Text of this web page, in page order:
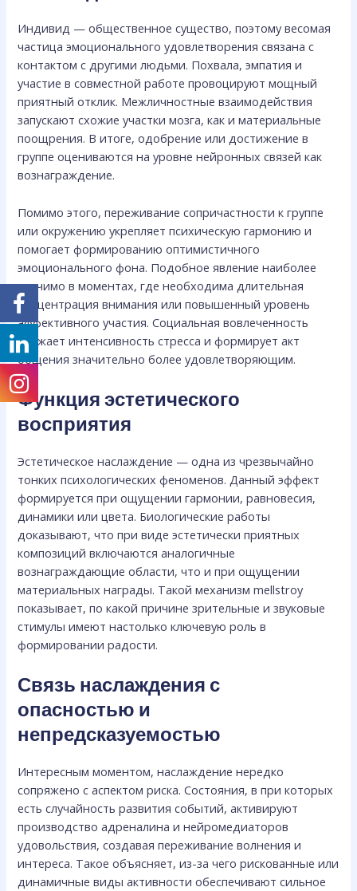
Индивид — общественное существо, поэтому весомая
частица эмоционального удовлетворения связана с
контактом с другими людьми. Похвала, эмпатия и
участие в совместной работе провоцируют мощный
приятный отклик. Межличностные взаимодействия
запускают схожие участки мозга, как и материальные
поощрения. В итоге, одобрение или достижение в
группе оцениваются на уровне нейронных связей как
вознаграждение.
Помимо этого, переживание сопричастности к группе
или окружению укрепляет психическую гармонию и
помогает формированию оптимистичного
эмоционального фона. Подобное явление наиболее
значимо в моментах, где необходима длительная
концентрация внимания или повышенный уровень
аффективного участия. Социальная вовлеченность
снижает интенсивность стресса и формирует акт
общения значительно более удовлетворяющим.
Функция эстетического
восприятия
Эстетическое наслаждение — одна из чрезвычайно
тонких психологических феноменов. Данный эффект
формируется при ощущении гармонии, равновесия,
динамики или цвета. Биологические работы
доказывают, что при виде эстетически приятных
композиций включаются аналогичные
вознаграждающие области, что и при ощущении
материальных награды. Такой механизм mellstroy
показывает, по какой причине зрительные и звуковые
стимулы имеют настолько ключевую роль в
формировании радости.
Связь наслаждения с
опасностью и
непредсказуемостью
Интересным моментом, наслаждение нередко
сопряжено с аспектом риска. Состояния, в при которых
есть случайность развития событий, активируют
производство адреналина и нейромедиаторов
удовольствия, создавая переживание волнения и
интереса. Такое объясняет, из-за чего рискованные или
динамичные виды активности обеспечивают сильное